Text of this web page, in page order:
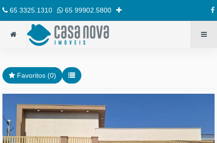
65 3325.1310 65 99902.5800
Favoritos (0)